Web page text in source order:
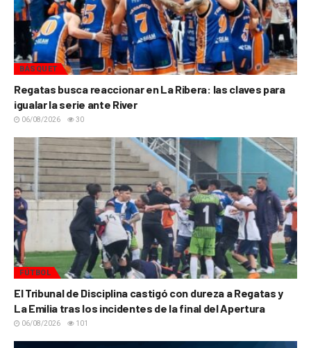
BÁSQUET
Regatas busca reaccionar en La Ribera: las claves para
igualar la serie ante River
06/08/2026 30
FÚTBOL
El Tribunal de Disciplina castigó con dureza a Regatas y
La Emilia tras los incidentes de la final del Apertura
06/08/2026 101